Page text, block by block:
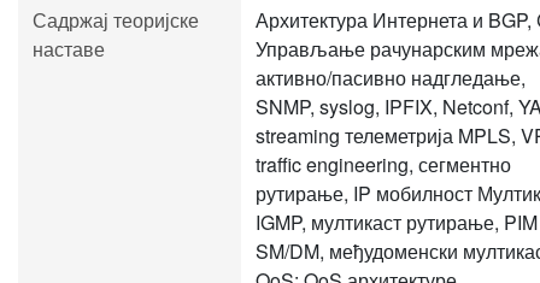
Садржај теоријске
наставе
Архитектура Интернета и BGP,
Управљање рачунарским
активно/пасивно надгледање,
SNMP, syslog, IPFIX, Netconf,
streaming телеметрија MPLS,
traffic engineering, сегментно
рутирање, IP мобилност
IGMP, мултикаст рутирање, PIM
SM/DM, међудоменски